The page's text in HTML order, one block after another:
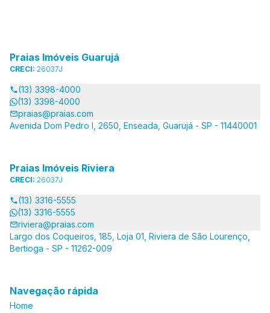
Praias Imóveis Guarujá
CRECI: 26037J
(13) 3398-4000
(13) 3398-4000
praias@praias.com
Avenida Dom Pedro I, 2650, Enseada, Guarujá - SP - 11440001
Praias Imóveis Riviera
CRECI: 26037J
(13) 3316-5555
(13) 3316-5555
riviera@praias.com
Largo dos Coqueiros, 185, Loja 01, Riviera de São Lourenço,
Bertioga - SP - 11262-009
Navegação rápida
Home